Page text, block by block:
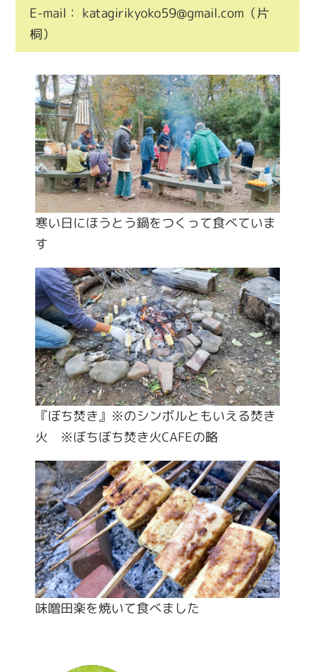
E-mail： katagirikyoko59@gmail.com （片
桐）
寒い日にほうとう鍋をつくって食べていま
す
『ぼち焚き』※のシンボルともいえる焚き
火 ※ぼちぼち焚き火CAFEの略
味噌田楽を焼いて食べました